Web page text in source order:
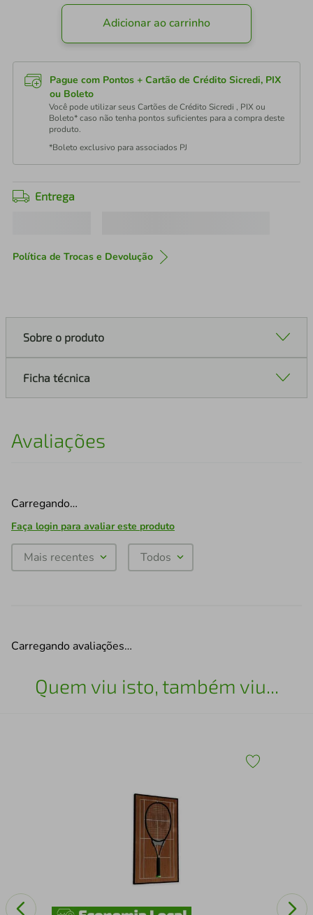
Adicionar ao carrinho
Pague com Pontos + Cartão de Crédito Sicredi, PIX
ou Boleto
Você pode utilizar seus Cartões de Crédito Sicredi , PIX ou
Boleto* caso não tenha pontos suficientes para a compra deste
produto.
*Boleto exclusivo para associados PJ
Entrega
Política de Trocas e Devolução
Sobre o produto
Ficha técnica
Avaliações
Carregando…
Faça login para avaliar este produto
Mais recentes Todos
Carregando avaliações…
Quem viu isto, também viu...